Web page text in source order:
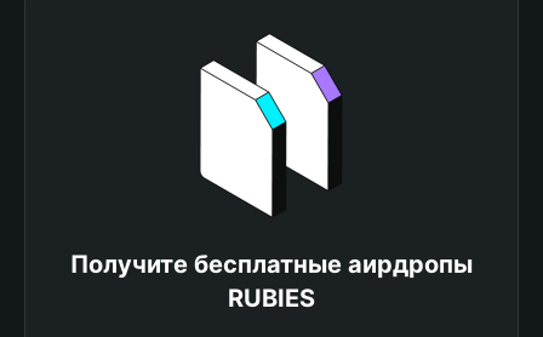
Получите бесплатные аирдропы
RUBIES